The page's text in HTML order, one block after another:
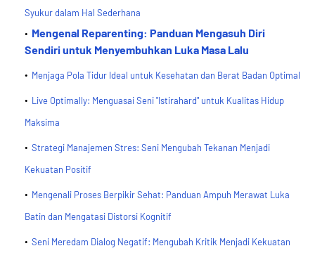
Syukur dalam Hal Sederhana
Mengenal Reparenting: Panduan Mengasuh Diri
Sendiri untuk Menyembuhkan Luka Masa Lalu
Menjaga Pola Tidur Ideal untuk Kesehatan dan Berat Badan Optimal
Live Optimally: Menguasai Seni "Istirahard" untuk Kualitas Hidup
Maksima
Strategi Manajemen Stres: Seni Mengubah Tekanan Menjadi
Kekuatan Positif
Mengenali Proses Berpikir Sehat: Panduan Ampuh Merawat Luka
Batin dan Mengatasi Distorsi Kognitif
Seni Meredam Dialog Negatif: Mengubah Kritik Menjadi Kekuatan